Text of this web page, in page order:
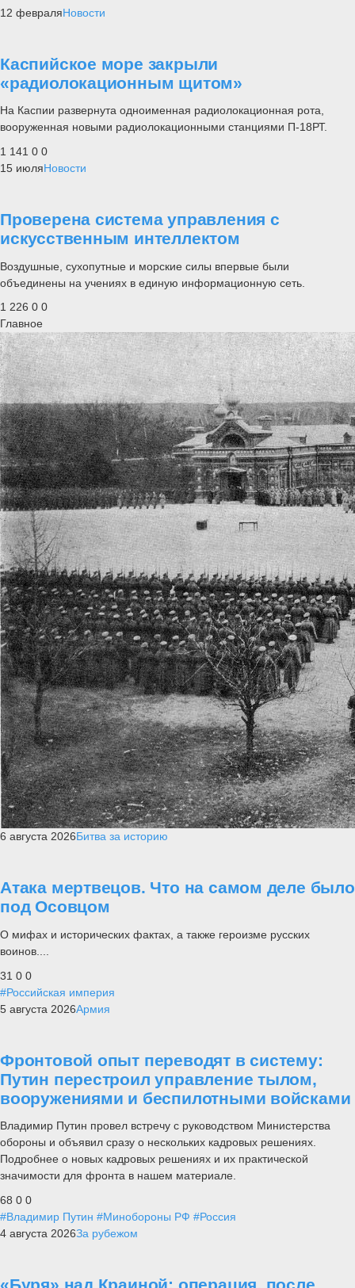
12 февраляНовости
Каспийское море закрыли
«радиолокационным щитом»
На Каспии развернута одноименная радиолокационная рота,
вооруженная новыми радиолокационными станциями П-18РТ.
1 141 0 0
15 июляНовости
Проверена система управления с
искусственным интеллектом
Воздушные, сухопутные и морские силы впервые были
объединены на учениях в единую информационную сеть.
1 226 0 0
Главное
6 августа 2026Битва за историю
Атака мертвецов. Что на самом деле было
под Осовцом
О мифах и исторических фактах, а также героизме русских
воинов....
31 0 0
#Российская империя
5 августа 2026Армия
Фронтовой опыт переводят в систему:
Путин перестроил управление тылом,
вооружениями и беспилотными войсками
Владимир Путин провел встречу с руководством Министерства
обороны и объявил сразу о нескольких кадровых решениях.
Подробнее о новых кадровых решениях и их практической
значимости для фронта в нашем материале.
68 0 0
#Владимир Путин #Минобороны РФ #Россия
4 августа 2026За рубежом